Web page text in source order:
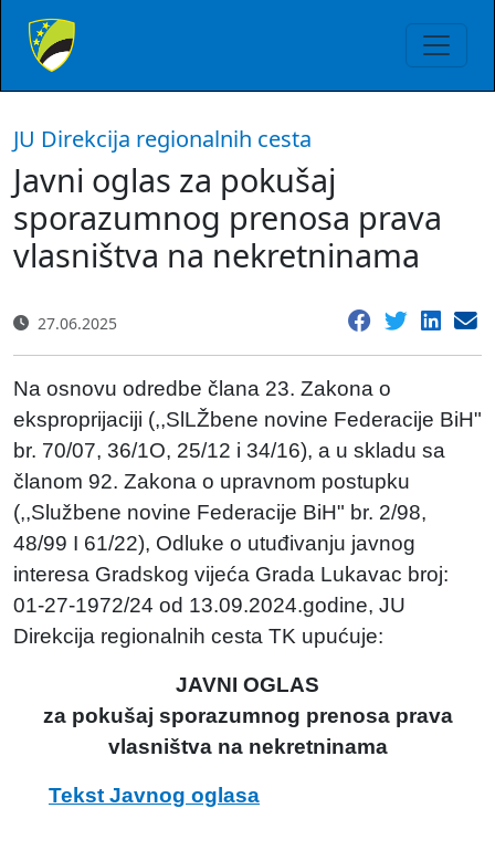
JU Direkcija regionalnih cesta
Javni oglas za pokušaj
sporazumnog prenosa prava
vlasništva na nekretninama
27.06.2025
Na osnovu odredbe člana 23. Zakona o
eksproprijaciji (,,SlLŽbene novine Federacije BiH"
br. 70/07, 36/1O, 25/12 i 34/16), a u skladu sa
članom 92. Zakona o upravnom postupku
(,,Službene novine Federacije BiH" br. 2/98,
48/99 I 61/22), Odluke o utuđivanju javnog
interesa Gradskog vijeća Grada Lukavac broj:
01-27-1972/24 od 13.09.2024.godine, JU
Direkcija regionalnih cesta TK upućuje:
JAVNI OGLAS
za pokušaj sporazumnog prenosa prava
vlasništva na nekretninama
Tekst Javnog oglasa